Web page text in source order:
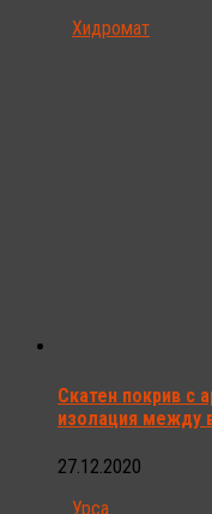
Хидромат
Скатен покрив с
изолация между
27.12.2020
Урса